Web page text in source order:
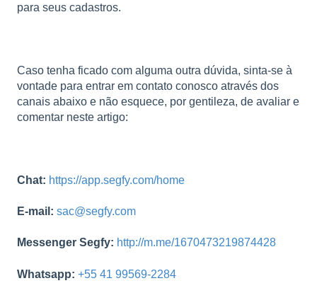
para seus cadastros.
Caso tenha ficado com alguma outra dúvida, sinta-se à
vontade para entrar em contato conosco através dos
canais abaixo e não esquece, por gentileza, de avaliar e
comentar neste artigo:
Chat: https://app.segfy.com/home
E-mail: sac@segfy.com
Messenger Segfy: http://m.me/1670473219874428
Whatsapp: +55 41 99569-2284